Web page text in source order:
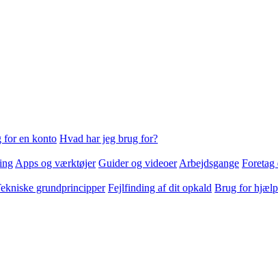
for en konto Hvad har jeg brug for?
Apps og værktøjer Guider og videoer Arbejdsgange Foretag
grundprincipper Fejlfinding af dit opkald Brug for